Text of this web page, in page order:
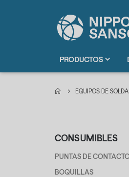
PRODUCTOS
EQUIPOS DE
CONSUMIBLES
PUNTAS DE
BOQUILLAS